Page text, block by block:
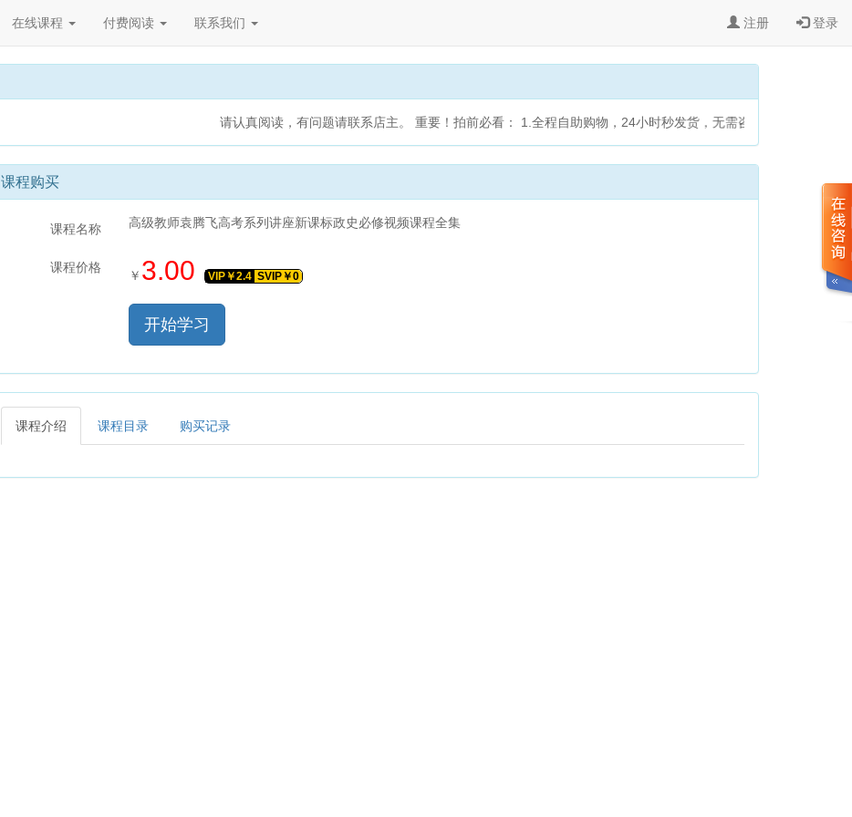
注册 登录
在线课程 付费阅读 联系我们
请认真阅读，有问题请联系店主。 重要！拍前必看： 1.全程自助购物，24小时秒发货，无需咨询，发货方式为
课程购买
课程名称 高级教师袁腾飞高考系列讲座新课标政史必修视频课程全集
课程价格
￥ 3.00 VIP￥2.4 SVIP￥0
课程介绍 课程目录 购买记录